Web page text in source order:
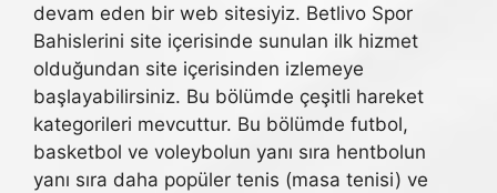
devam eden bir web sitesiyiz. Betlivo Spor
Bahislerini site içerisinde sunulan ilk hizmet
olduğundan site içerisinden izlemeye
başlayabilirsiniz. Bu bölümde çeşitli hareket
kategorileri mevcuttur. Bu bölümde futbol, ​​
basketbol ve voleybolun yanı sıra hentbolun
yanı sıra daha popüler tenis (masa tenisi) ve